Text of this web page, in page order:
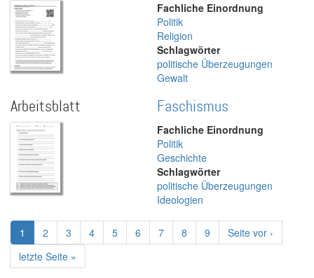
Fachliche Einordnung
Politik
Religion
Schlagwörter
politische Überzeugungen
Gewalt
Arbeitsblatt Faschismus
Fachliche Einordnung
Politik
Geschichte
Schlagwörter
politische Überzeugungen
Ideologien
Seitennummerierung
Aktuelle
Seite
1 Page
2 Page
3 Page
4 Page
5 Page
6 Page
7 Page
8 Page
9
Nächste
Seite
Seite vor ›
Letzte
Seite
letzte Seite »